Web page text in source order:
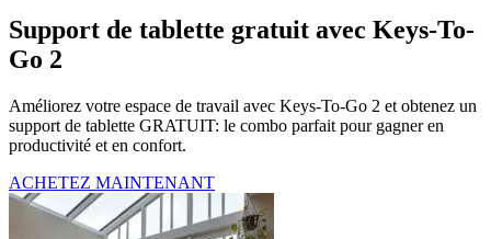
Support de tablette gratuit avec Keys-To-
Go 2
Améliorez votre espace de travail avec Keys-To-Go 2 et obtenez un
support de tablette GRATUIT: le combo parfait pour gagner en
productivité et en confort.
ACHETEZ MAINTENANT